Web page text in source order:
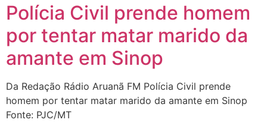
Polícia Civil prende homem
por tentar matar marido da
amante em Sinop
Da Redação Rádio Aruanã FM Polícia Civil prende
homem por tentar matar marido da amante em Sinop
Fonte: PJC/MT